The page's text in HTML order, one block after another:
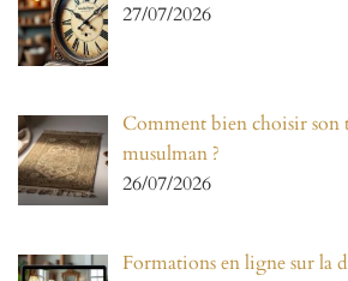
27/07/2026
Comment bien choisir son
musulman ?
26/07/2026
Formations en ligne sur la